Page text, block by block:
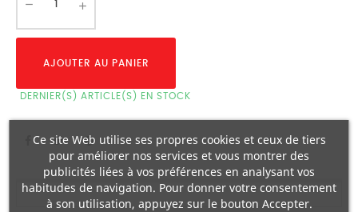
AJOUTER AU PANIER
DERNIER(S) ARTICLE(S) EN STOCK
Ce site Web utilise ses propres cookies et ceux de tiers
pour améliorer nos services et vous montrer des
publicités liées à vos préférences en analysant vos
habitudes de navigation. Pour donner votre consentement
à son utilisation, appuyez sur le bouton Accepter.